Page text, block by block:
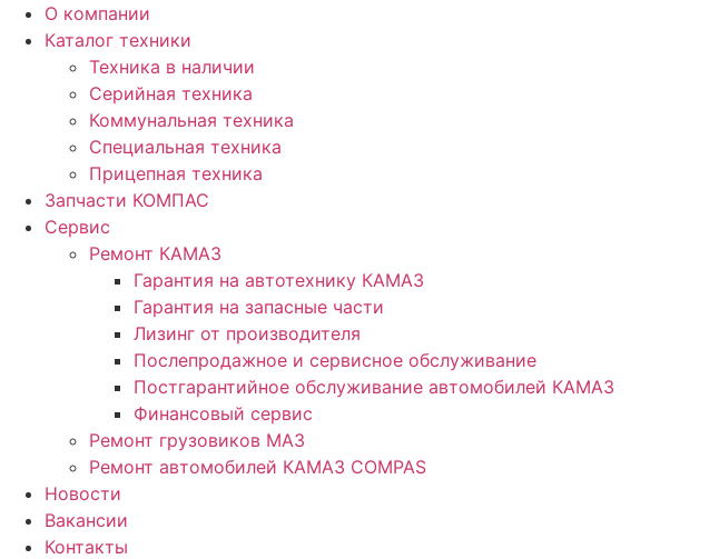
О компании
Каталог техники
Техника в наличии
Серийная техника
Коммунальная техника
Специальная техника
Прицепная техника
Запчасти КОМПАС
Сервис
Ремонт КАМАЗ
Гарантия на автотехнику КАМАЗ
Гарантия на запасные части
Лизинг от производителя
Послепродажное и сервисное обслуживание
Постгарантийное обслуживание автомобилей КАМАЗ
Финансовый сервис
Ремонт грузовиков МАЗ
Ремонт автомобилей КАМАЗ COMPAS
Новости
Вакансии
Контакты